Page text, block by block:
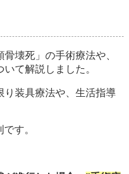
壊死」の手術療法や、
て解説しました。
り装具療法や、生活指導
す。